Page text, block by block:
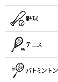
野球
テニス
バトミントン